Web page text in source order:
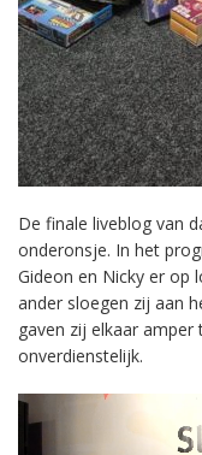
De finale liveblog van
onderonsje. In het
Gideon en Nicky er op
ander sloegen zij aan
gaven zij elkaar
onverdienstelijk.
Videospeler